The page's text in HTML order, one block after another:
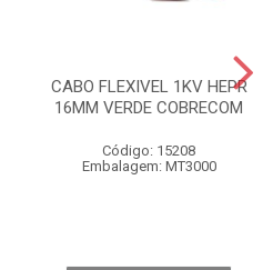
CABO FLEXIVEL 1KV HEPR
16MM VERDE COBRECOM
Código: 15208
Embalagem: MT3000